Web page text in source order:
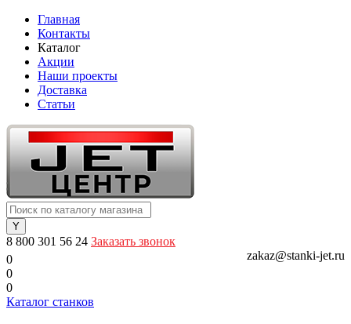
Главная
Контакты
Каталог
Акции
Наши проекты
Доставка
Статьи
8 800 301 56 24 Заказать звонок
zakaz@stanki-jet.ru
0
0
0
Каталог станков